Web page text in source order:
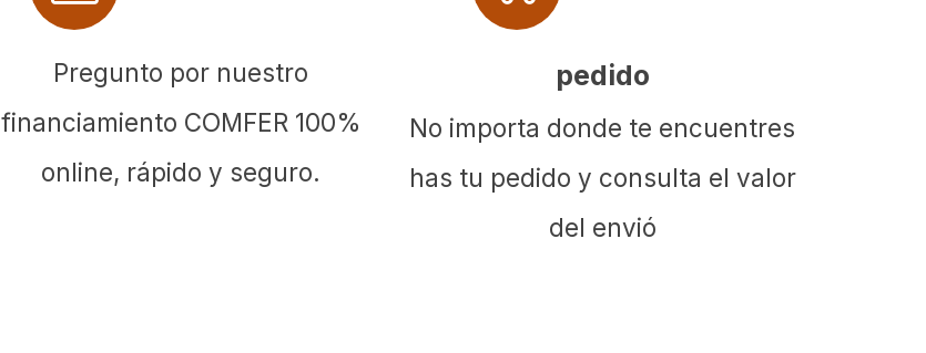
Pregunto por nuestro
financiamiento COMFER 100%
online, rápido y seguro.
pedido
No importa donde te encuentres
has tu pedido y consulta el valor
del envió